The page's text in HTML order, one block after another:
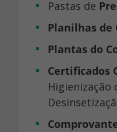
Pastas de
Planilhas
Plantas do
Higienização